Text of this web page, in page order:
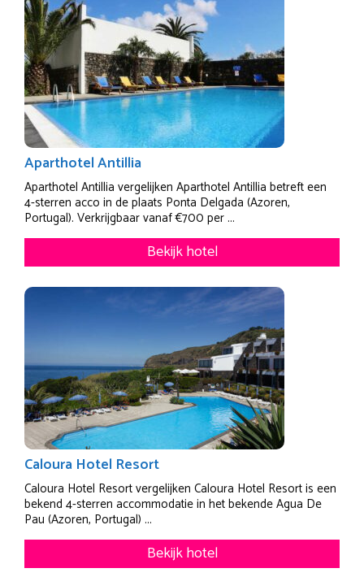
Aparthotel Antillia
Aparthotel Antillia vergelijken Aparthotel Antillia betreft een
4-sterren acco in de plaats Ponta Delgada (Azoren,
Portugal). Verkrijgbaar vanaf €700 per ...
Bekijk hotel
Caloura Hotel Resort
Caloura Hotel Resort vergelijken Caloura Hotel Resort is een
bekend 4-sterren accommodatie in het bekende Agua De
Pau (Azoren, Portugal) ...
Bekijk hotel